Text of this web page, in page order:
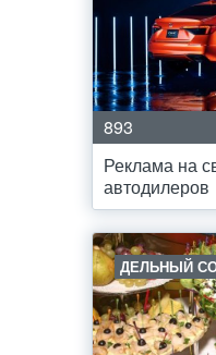
893
Реклама на
автодилеров
ДЕЛЬНЫЙ